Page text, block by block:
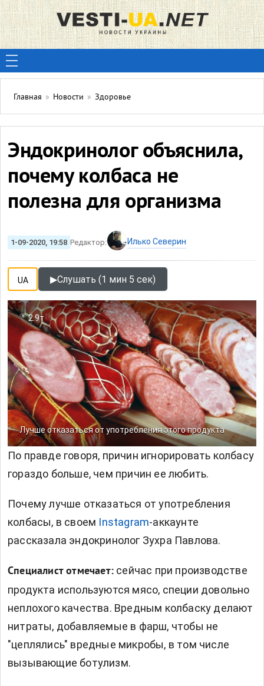
Главная » Новости » Здоровье
Эндокринолог объяснила,
почему колбаса не
полезна для организма
1-09-2020, 19:58 Редактор: Илько Северин
UA ▶Слушать (1 мин 5 сек)
Лучше отказаться от употребления этого продукта
2.9т
По правде говоря, причин игнорировать колбасу
гораздо больше, чем причин ее любить.
Почему лучше отказаться от употребления
колбасы, в своем Instagram-аккаунте
рассказала эндокринолог Зухра Павлова.
Специалист отмечает: сейчас при производстве
продукта используются мясо, специи довольно
неплохого качества. Вредным колбаску делают
нитраты, добавляемые в фарш, чтобы не
"цеплялись" вредные микробы, в том числе
вызывающие ботулизм.